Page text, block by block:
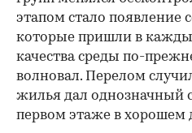
этапом стало появление
которые пришли в
качества среды по-
волновал. Перелом
жилья дал однозначный
первом этаже в хорошем